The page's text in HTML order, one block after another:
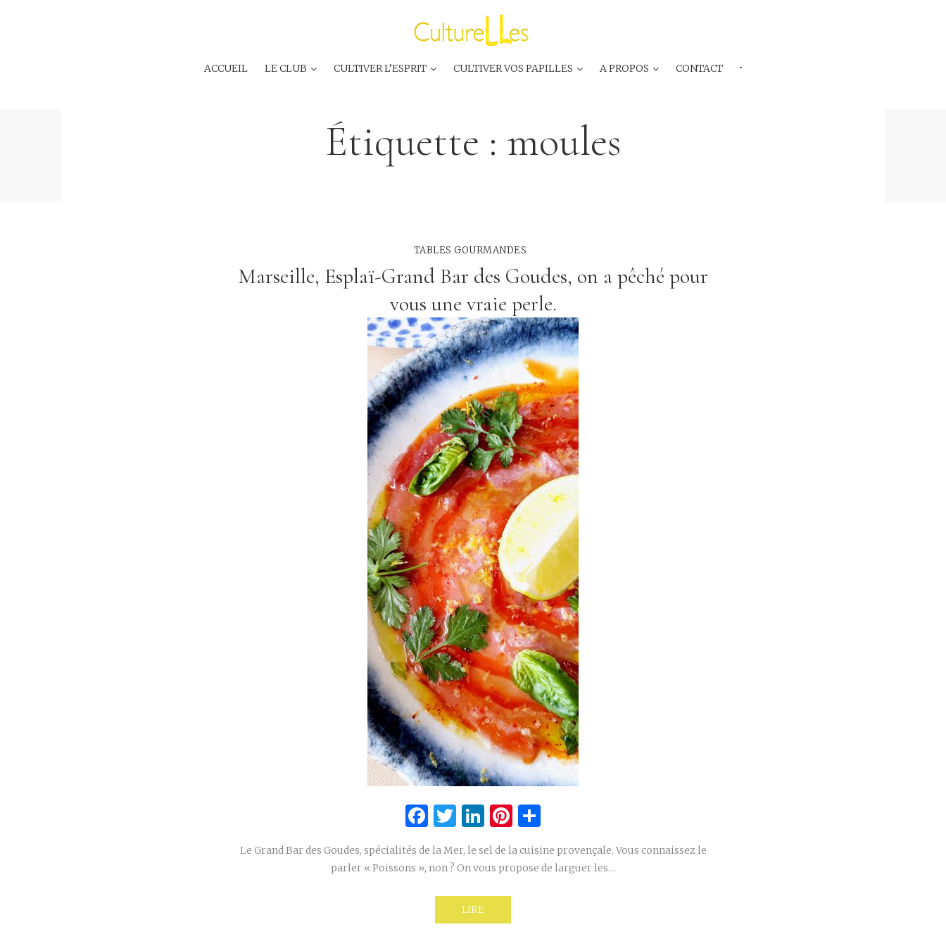
ACCUEIL LE CLUB CULTIVER L’ESPRIT CULTIVER VOS PAPILLES A PROPOS CONTACT ···
Étiquette : moules
TABLES GOURMANDES
Marseille, Esplaï-Grand Bar des Goudes, on a pêché pour
vous une vraie perle.
Facebook
Twitter
LinkedIn
Pinterest
Le Grand Bar des Goudes, spécialités de la Mer, le sel de la cuisine provençale. Vous connaissez le
parler « Poissons », non ? On vous propose de larguer les…
LIRE